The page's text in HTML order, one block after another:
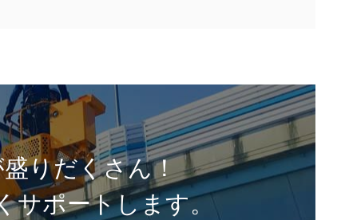
りだくさん！
サポートします。